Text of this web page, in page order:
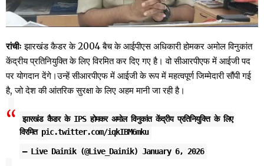
रांचीः झारखंड कैडर के 2004 बैच के आईपीएस अधिकारी होमकर अमोल विनुकांत
केंद्रीय प्रतिनियुक्ति के लिए विरमित कर दिए गए है। वो सीआरपीएफ में आईजी पद
पर योगदान देंगे।उन्हें सीआरपीएफ में आईजी के रूप में महत्वपूर्ण जिम्मेदारी सौंपी गई
है, जो देश की आंतरिक सुरक्षा के लिए अहम मानी जा रही है।
झारखंड कैडर के IPS होमकर अमोल विनुकांत केंद्रीय प्रतिनियुक्ति के लिए
विरमित pic.twitter.com/iqkIBM6mku
— Live Dainik (@Live_Dainik) January 6, 2026